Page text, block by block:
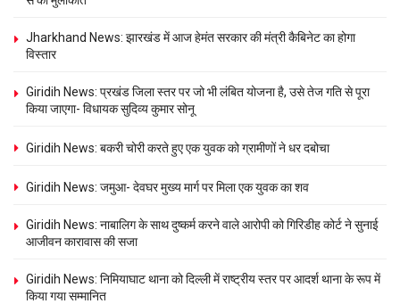
Jharkhand News: झारखंड में आज हेमंत सरकार की मंत्री कैबिनेट का होगा
विस्तार
Giridih News: प्रखंड जिला स्तर पर जो भी लंबित योजना है, उसे तेज गति से पूरा
किया जाएगा- विधायक सुदिव्य कुमार सोनू
Giridih News: बकरी चोरी करते हुए एक युवक को ग्रामीणों ने धर दबोचा
Giridih News: जमुआ- देवघर मुख्य मार्ग पर मिला एक युवक का शव
Giridih News: नाबालिग के साथ दुष्कर्म करने वाले आरोपी को गिरिडीह कोर्ट ने सुनाई
आजीवन कारावास की सजा
Giridih News: निमियाघाट थाना को दिल्ली में राष्ट्रीय स्तर पर आदर्श थाना के रूप में
किया गया सम्मानित